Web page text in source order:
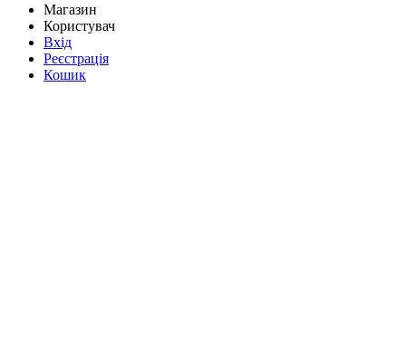
Магазин
Користувач
Вхід
Реєстрація
Кошик